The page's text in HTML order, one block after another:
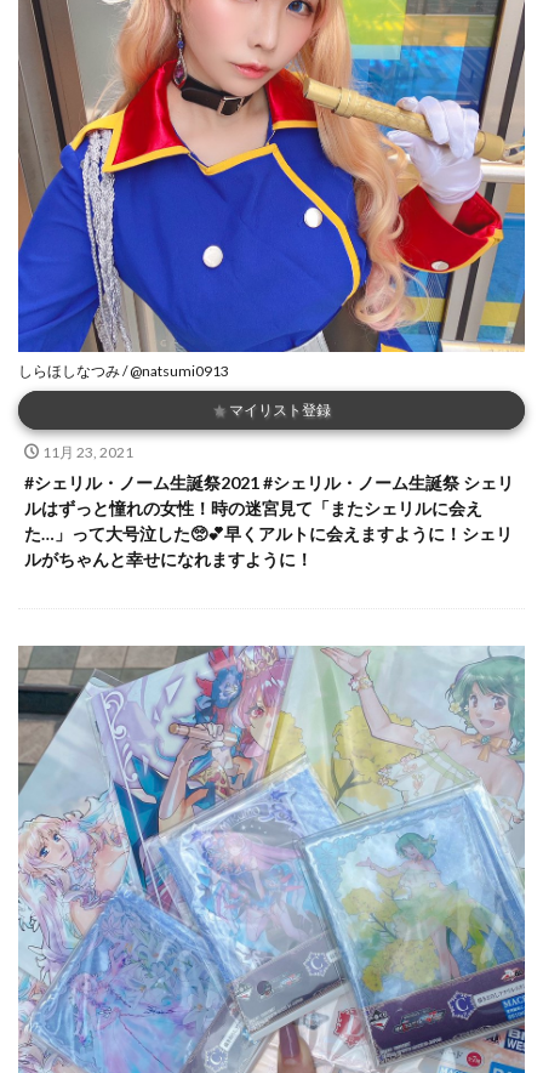
しらほしなつみ / @natsumi0913
★ マイリスト登録
11月 23, 2021
#シェリル・ノーム生誕祭2021 #シェリル・ノーム生誕祭 シェリ
ルはずっと憧れの女性！時の迷宮見て「またシェリルに会え
た…」って大号泣した🥺💕早くアルトに会えますように！シェリ
ルがちゃんと幸せになれますように！